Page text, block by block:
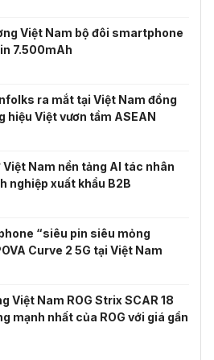
Việt Nam bộ đôi smartphone
7.500mAh
ra mắt tại Việt Nam đồng
hiệu Việt vươn tầm ASEAN
Nam nền tảng AI tác nhân
nghiệp xuất khẩu B2B
“siêu pin siêu mỏng
Curve 2 5G tại Việt Nam
Việt Nam ROG Strix SCAR 18
mạnh nhất của ROG với giá gần